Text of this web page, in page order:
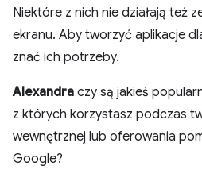
Niektóre z nich nie działają też
ekranu. Aby tworzyć aplikacje
znać ich potrzeby.
Alexandra czy są jakieś
z których korzystasz podczas
wewnętrznej lub oferowania
Google?